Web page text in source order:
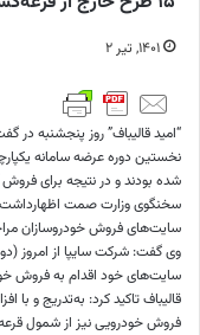
۱۴۰۱, تیر ۲
نخستین دوره عرضه سامانه
شده بودند و در نتیجه برای
سخنگوی وزارت صمت اظهارداشت:
سایت‌های فروش خودروسازان
وی گفت: شرکت سایپا از امروز
سایت‌های خود اقدام به فروش
قالیباف تاکید کرد: به‌تدریج و
فروش خودرویی نیز از شمول